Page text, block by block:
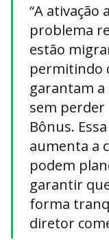
“A ativação
problema
estão
permitindo
garantam
sem perder
Bônus.
aumenta a
podem
garantir
forma
diretor